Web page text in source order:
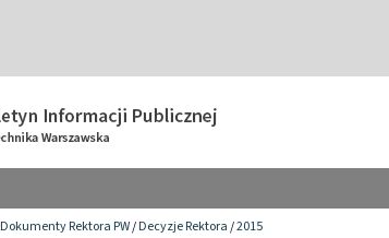
Dokumenty Rektora PW/Decyzje Rektora/2015